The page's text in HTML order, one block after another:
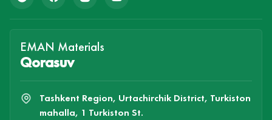
EMAN Materials
Qorasuv
Tashkent Region, Urtachirchik District, Turkiston
mahalla, 1 Turkiston St.